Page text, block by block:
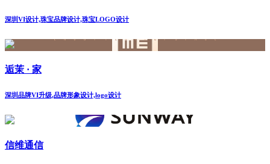
深圳VI设计,珠宝品牌设计,珠宝LOGO设计
逅茉 · 家
深圳品牌VI升级,品牌形象设计,logo设计
信维通信